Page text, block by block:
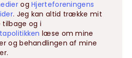
ogHjerteforeningens
. Jeg kan altid trække mit
tilbage og i
læse om mine
og behandlingen af mine